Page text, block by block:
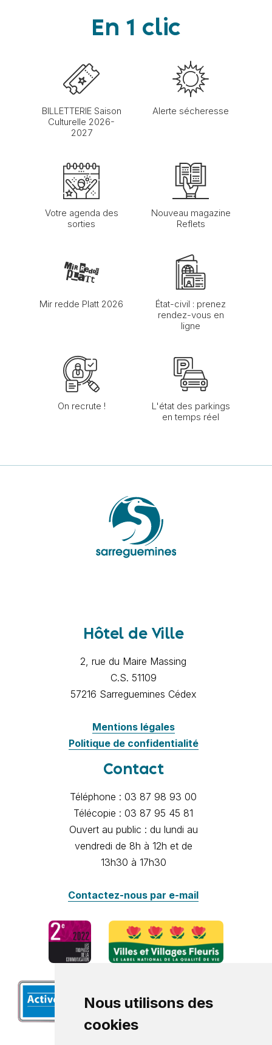
Nous utilisons des
cookies
En 1 clic
BILLETTERIE Saison
Culturelle 2026-
2027
Alerte sécheresse
Votre agenda des
sorties
Nouveau magazine
Reflets
Mir redde Platt 2026
État-civil : prenez
rendez-vous en
ligne
On recrute !
L'état des parkings
en temps réel
Hôtel de Ville
2, rue du Maire Massing
C.S. 51109
57216 Sarreguemines Cédex
Mentions légales
Politique de confidentialité
Contact
Téléphone : 03 87 98 93 00
Télécopie : 03 87 95 45 81
Ouvert au public : du lundi au
vendredi de 8h à 12h et de
13h30 à 17h30
Contactez-nous par e-mail